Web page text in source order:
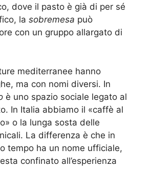
dove il pasto è già di per sé
la sobremesa può
con un gruppo allargato di
mediterranee hanno
ma con nomi diversi. In
è uno spazio sociale legato al
In Italia abbiamo il «caffè al
o la lunga sosta delle
La differenza è che in
tempo ha un nome ufficiale,
confinato all’esperienza